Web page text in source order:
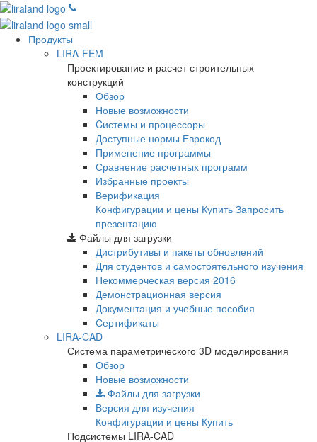
Продукты
LIRA-FEM
Проектирование и расчет строительных
конструкций
Обзор
Новые возможности
Cистемы и процессоры
Доступные нормы Еврокод
Применение программы
Сравнение расчетных программ
Избранные проекты
Верификация
Конфигурации и цены Купить Запросить
презентацию
Файлы для загрузки
Дистрибутивы и пакеты обновлений
Для студентов и самостоятельного изучения
Некоммерческая версия 2016
Демонстрационная версия
Документация и учебные пособия
Сертификаты
LIRA-CAD
Система параметрического 3D моделирования
Обзор
Новые возможности
Файлы для загрузки
Версия для изучения
Конфигурации и цены Купить
Подсистемы LIRA-CAD